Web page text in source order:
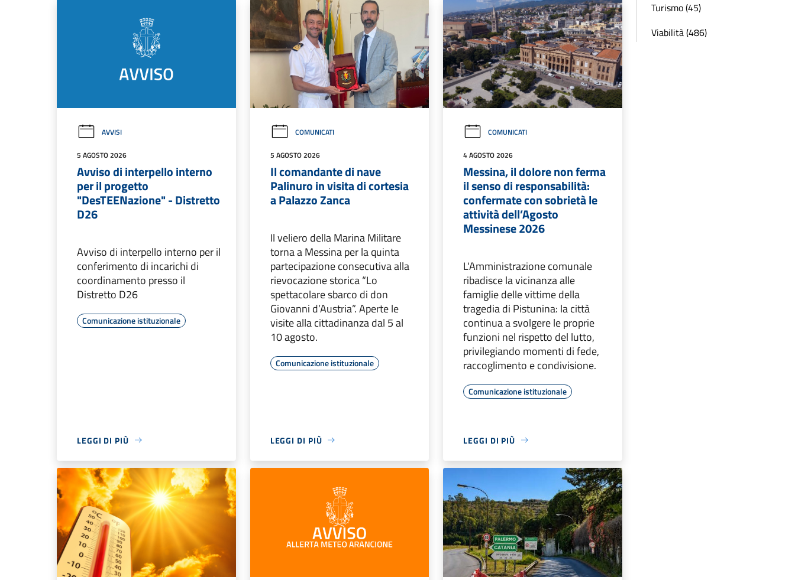
AVVISI
5 AGOSTO 2026
Avviso di interpello interno
per il progetto
"DesTEENazione" - Distretto
D26
Avviso di interpello interno per il
conferimento di incarichi di
coordinamento presso il
Distretto D26
Comunicazione istituzionale
LEGGI DI PIÙ
COMUNICATI
5 AGOSTO 2026
Il comandante di nave
Palinuro in visita di cortesia
a Palazzo Zanca
Il veliero della Marina Militare
torna a Messina per la quinta
partecipazione consecutiva alla
rievocazione storica “Lo
spettacolare sbarco di don
Giovanni d’Austria”. Aperte le
visite alla cittadinanza dal 5 al
10 agosto.
Comunicazione istituzionale
LEGGI DI PIÙ
COMUNICATI
4 AGOSTO 2026
Messina, il dolore non ferma
il senso di responsabilità:
confermate con sobrietà le
attività dell’Agosto
Messinese 2026
L'Amministrazione comunale
ribadisce la vicinanza alle
famiglie delle vittime della
tragedia di Pistunina: la città
continua a svolgere le proprie
funzioni nel rispetto del lutto,
privilegiando momenti di fede,
raccoglimento e condivisione.
Comunicazione istituzionale
LEGGI DI PIÙ
Turismo (45)
Viabilità (486)